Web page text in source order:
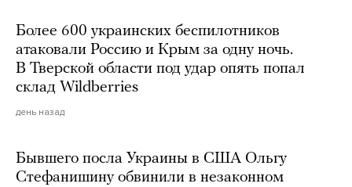
Более 600 украинских беспилотников
атаковали Россию и Крым за одну ночь.
В Тверской области под удар опять попал
склад Wildberries
день назад
Бывшего посла Украины в США Ольгу
Стефанишину обвинили в незаконном